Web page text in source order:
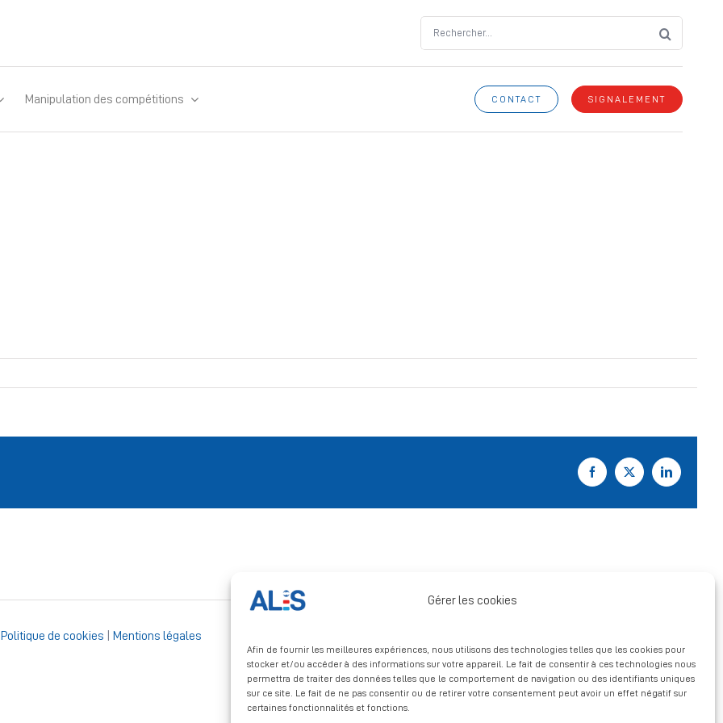
Gérer les cookies
Afin de fournir les meilleures expériences, nous utilisons des technologies telles que les cookies pour
stocker et/ou accéder à des informations sur votre appareil. Le fait de consentir à ces technologies nous
permettra de traiter des données telles que le comportement de navigation ou des identifiants uniques
sur ce site. Le fait de ne pas consentir ou de retirer votre consentement peut avoir un effet négatif sur
certaines fonctionnalités et fonctions.
for:
Manipulation des compétitions CONTACT SIGNALEMENT
Facebook
X LinkedIn
Politique de cookies Mentions légales